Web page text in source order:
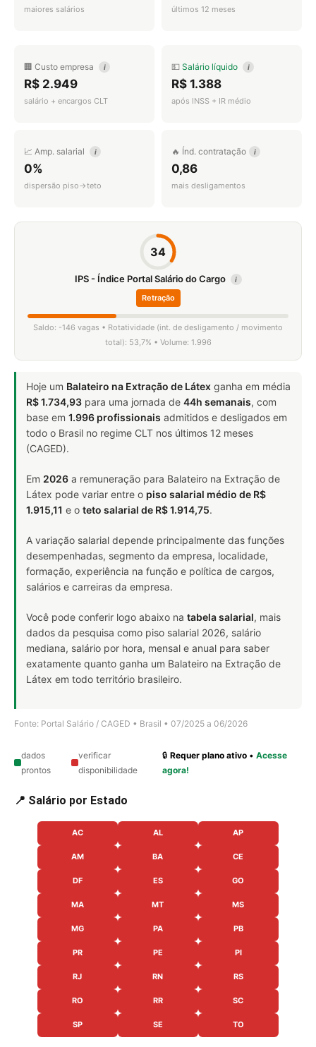
maiores salários últimos 12 meses
🏢 Custo empresa i
R$ 2.949
salário + encargos CLT
💵 Salário líquido i
R$ 1.388
após INSS + IR médio
📈 Amp. salarial i
0%
dispersão piso→teto
🔥 Índ. contratação i
0,86
mais desligamentos
34
IPS - Índice Portal Salário do Cargo i
Retração
Saldo: -146 vagas • Rotatividade (int. de desligamento / movimento
total): 53,7% • Volume: 1.996
Hoje um Balateiro na Extração de Látex ganha em média
R$ 1.734,93 para uma jornada de 44h semanais, com
base em 1.996 profissionais admitidos e desligados em
todo o Brasil no regime CLT nos últimos 12 meses
(CAGED).
Em 2026 a remuneração para Balateiro na Extração de
Látex pode variar entre o piso salarial médio de R$
1.915,11 e o teto salarial de R$ 1.914,75.
A variação salarial depende principalmente das funções
desempenhadas, segmento da empresa, localidade,
formação, experiência na função e política de cargos,
salários e carreiras da empresa.
Você pode conferir logo abaixo na tabela salarial, mais
dados da pesquisa como piso salarial 2026, salário
mediana, salário por hora, mensal e anual para saber
exatamente quanto ganha um Balateiro na Extração de
Látex em todo território brasileiro.
Fonte: Portal Salário / CAGED • Brasil • 07/2025 a 06/2026
dados
prontos
verificar
disponibilidade
🔒Requer plano ativo •Acesse
agora!
📍 Salário por Estado
AC AL AP
AM BA CE
DF ES GO
MA MT MS
MG PA PB
PR PE PI
RJ RN RS
RO RR SC
SP SE TO